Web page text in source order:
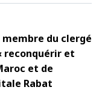
membre du clergé
reconquérir et
et de
Rabat